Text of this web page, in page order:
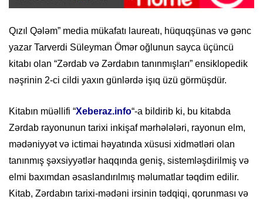
Qızıl Qələm” media mükafatı laureatı, hüquqşünas və gənc
yazar Tarverdi Süleyman Ömər oğlunun sayca üçüncü
kitabı olan “Zərdab və Zərdabın tanınmışları” ensiklopedik
nəşrinin 2-ci cildi yaxın günlərdə işıq üzü görmüşdür.
Kitabın müəllifi “Xeberaz.info“-a bildirib ki, bu kitabda
Zərdab rayonunun tarixi inkişaf mərhələləri, rayonun elm,
mədəniyyət və ictimai həyatında xüsusi xidmətləri olan
tanınmış şəxsiyyətlər haqqında geniş, sistemləşdirilmiş və
elmi baxımdan əsaslandırılmış məlumatlar təqdim edilir.
Kitab, Zərdabın tarixi-mədəni irsinin tədqiqi, qorunması və